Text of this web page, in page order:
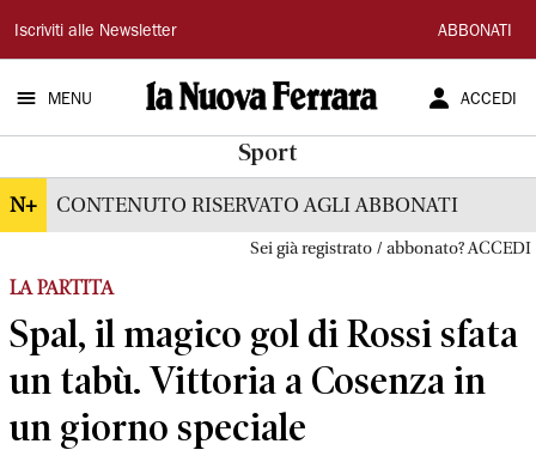
La
Nuova
Ferrara
Iscriviti alle Newsletter ABBONATI
MENU ACCEDI
Sport
N+ CONTENUTO RISERVATO AGLI ABBONATI
Sei già registrato / abbonato? ACCEDI
LA PARTITA
Spal, il magico gol di Rossi sfata
un tabù. Vittoria a Cosenza in
un giorno speciale